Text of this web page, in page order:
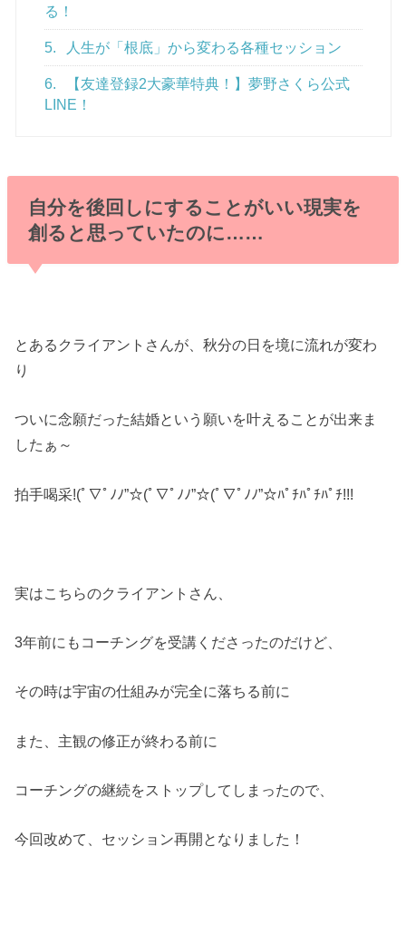
る！
5. 人生が「根底」から変わる各種セッション
6.
【友達登録2大豪華特典！】夢野さくら公式
LINE！
自分を後回しにすることがいい現実を
創ると思っていたのに……
とあるクライアントさんが、秋分の日を境に流れが変わ
り
ついに念願だった結婚という願いを叶えることが出来ま
したぁ～
拍手喝采!(ﾟ∇ﾟﾉﾉ”☆(ﾟ∇ﾟﾉﾉ”☆(ﾟ∇ﾟﾉﾉ”☆ﾊﾟﾁﾊﾟﾁﾊﾟﾁ!!!
実はこちらのクライアントさん、
3年前にもコーチングを受講くださったのだけど、
その時は宇宙の仕組みが完全に落ちる前に
また、主観の修正が終わる前に
コーチングの継続をストップしてしまったので、
今回改めて、セッション再開となりました！